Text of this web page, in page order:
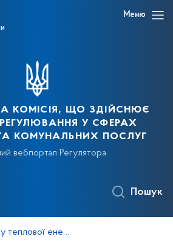
Меню
комісія, що здійснює
у сферах
комунальних послуг
вебпортал Регулятора
Пошук
Моніторинг ринку теплової енергії за ІІ квартал 2024 року